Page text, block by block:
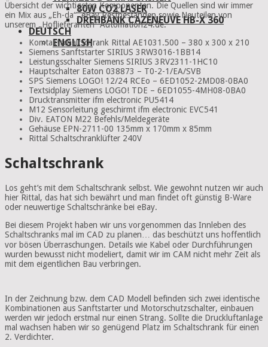
80W CO2 LASER
DREHBANK CAZENEUVE HB-X 360
DEUTSCH
ENGLISH
Übersicht der wichtigsten Komponenten. Die Quellen sind wir immer
ein Mix aus „Eh-da“, eBay Restbeständen sowie Neuteilen von
unserem „Hoflieferanten“ Automation24.de.
Komtaktschaltschrank Rittal AE1031.500 – 380 x 300 x 210
Siemens Sanftstarter SIRIUS 3RW3016-1BB14
Leistungsschalter Siemens SIRIUS 3RV2311-1HC10
Hauptschalter Eaton 038873 – T0-2-1/EA/SVB
SPS Siemens LOGO! 12/24 RCEo – 6ED1052-2MD08-0BA0
Textsidplay Siemens LOGO! TDE – 6ED1055-4MH08-0BA0
Drucktransmitter ifm electronic PU5414
M12 Sensorleitung geschirmt ifm electronic EVC541
Div. EATON M22 Befehls/Meldegeräte
Gehäuse EPN-2711-00 135mm x 170mm x 85mm
Rittal Schaltschranklüfter 240V
Schaltschrank
Los geht’s mit dem Schaltschrank selbst. Wie gewohnt nutzen wir auch
hier Rittal, das hat sich bewährt und man findet oft günstig B-Ware
oder neuwertige Schaltschränke bei eBay.
Bei diesem Projekt haben wir uns vorgenommen das Innleben des
Schaltschranks mal im CAD zu planen… das beschützt uns hoffentlich
vor bösen Überraschungen. Details wie Kabel oder Durchführungen
wurden bewusst nicht modeliert, damit wir im CAM nicht mehr Zeit als
mit dem eigentlichen Bau verbringen.
In der Zeichnung bzw. dem CAD Modell befinden sich zwei identische
Kombinationen aus Sanftstarter und Motorschutzschalter, einbauen
werden wir jedoch erstmal nur einen Strang. Sollte die Druckluftanlage
mal wachsen haben wir so genügend Platz im Schaltschrank für einen
2. Verdichter.